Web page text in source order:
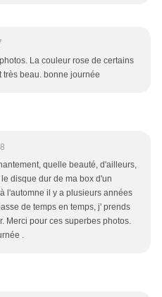
La couleur rose de certains
très beau. bonne journée
quelle beauté, d'ailleurs,
disque dur de ma box d'un
l'automne il y a plusieurs années
de temps en temps, j' prends
Merci pour ces superbes photos.
.